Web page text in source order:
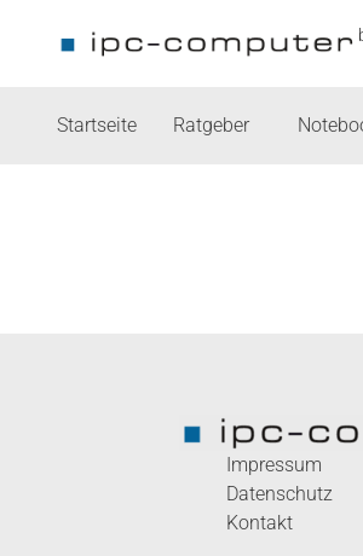
Startseite Ratgeber
Impressum
Datenschutz
Kontakt